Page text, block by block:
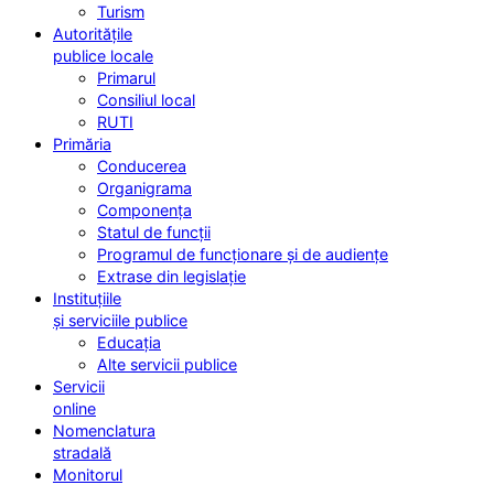
Turism
Autoritățile
publice locale
Primarul
Consiliul local
RUTI
Primăria
Conducerea
Organigrama
Componența
Statul de funcții
Programul de funcționare și de audiențe
Extrase din legislație
Instituțiile
și serviciile publice
Educația
Alte servicii publice
Servicii
online
Nomenclatura
stradală
Monitorul